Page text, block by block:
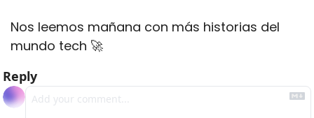
Nos leemos mañana con más historias del
mundo tech 🚀
Reply